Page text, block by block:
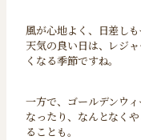
風が心地よく、日差しも
天気の良い日は、レジ
くなる季節ですね。
一方で、ゴールデンウ
なったり、なんとなく
ることも。